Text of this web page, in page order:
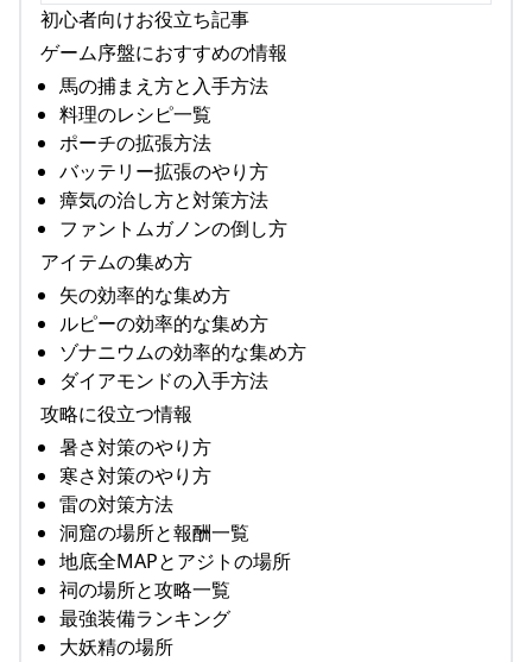
初心者向けお役立ち記事
ゲーム序盤におすすめの情報
馬の捕まえ方と入手方法
料理のレシピ一覧
ポーチの拡張方法
バッテリー拡張のやり方
瘴気の治し方と対策方法
ファントムガノンの倒し方
アイテムの集め方
矢の効率的な集め方
ルピーの効率的な集め方
ゾナニウムの効率的な集め方
ダイアモンドの入手方法
攻略に役立つ情報
暑さ対策のやり方
寒さ対策のやり方
雷の対策方法
洞窟の場所と報酬一覧
地底全MAPとアジトの場所
祠の場所と攻略一覧
最強装備ランキング
大妖精の場所